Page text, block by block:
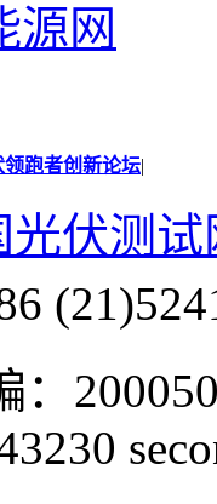
源网
领跑者创新论坛|
光伏测试